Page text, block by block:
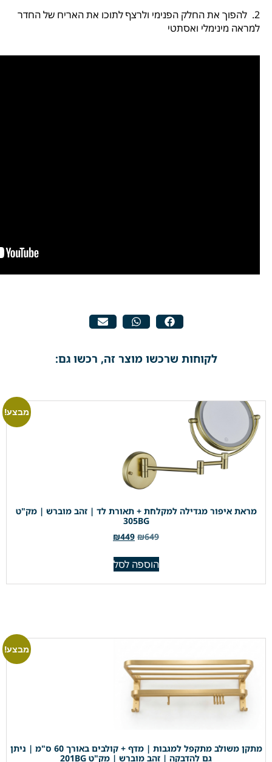
2. להפוך את החלק הפנימי ולרצף לתוכו את האריח של החדר
למראה מינימלי ואסתטי
לקוחות שרכשו מוצר זה, רכשו גם:
מבצע!
מראת איפור מגדילה למקלחת + תאורת לד | זהב מוברש | מק"ט
305BG
₪649
₪449
הוספה לסל
מבצע!
מתקן משולב מתקפל למגבות | מדף + קולבים באורך 60 ס"מ | ניתן
גם להדבקה | זהב מוברש | מק"ט 201BG